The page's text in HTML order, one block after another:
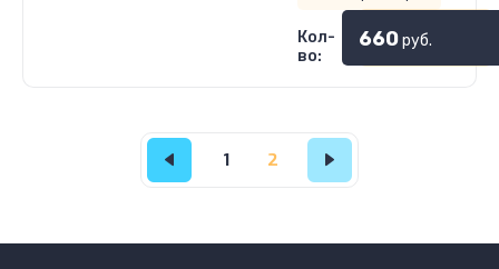
Кол-
во:
660руб.
1 2